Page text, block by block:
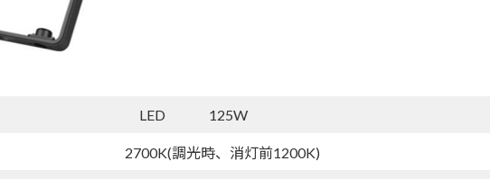
LED 125W
2700K(調光時、消灯前1200K)